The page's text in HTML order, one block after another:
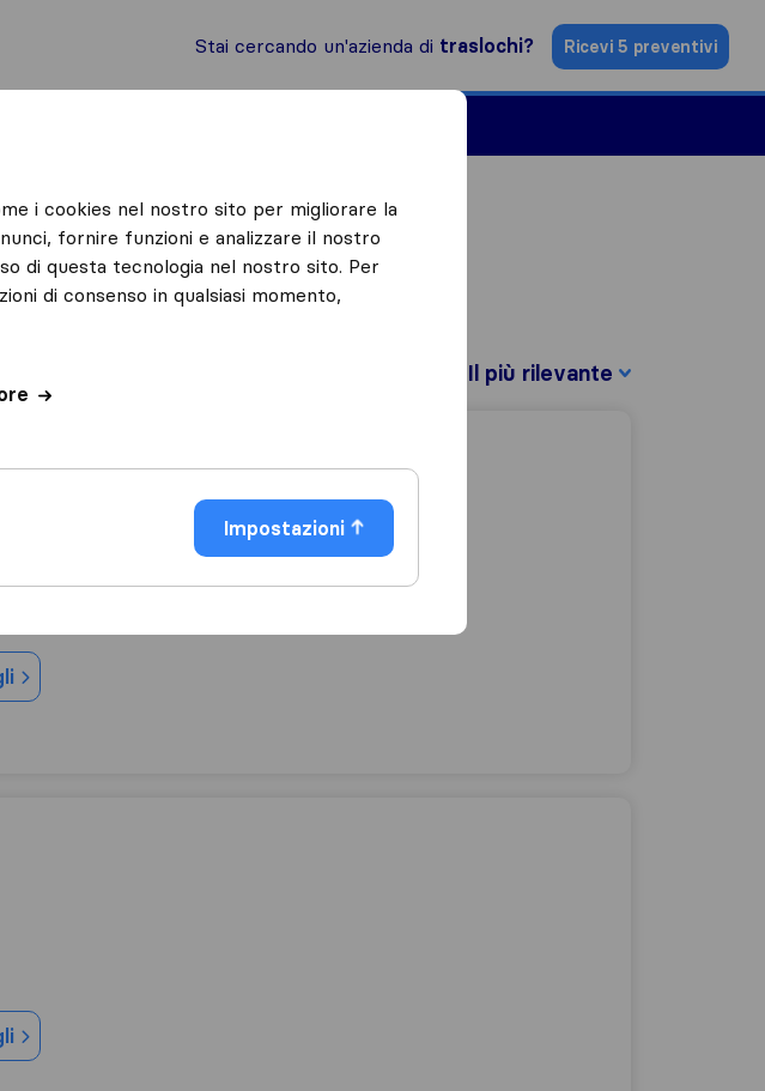
Stai cercando un'azienda di traslochi? Ricevi 5 preventivi
i cookies nel nostro sito per migliorare la
fornire funzioni e analizzare il nostro
di questa tecnologia nel nostro sito. Per
di consenso in qualsiasi momento,
Impostazioni